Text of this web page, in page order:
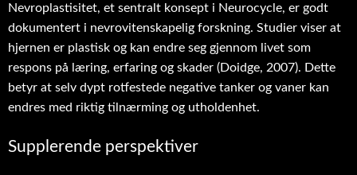
Nevroplastisitet, et sentralt konsept i Neurocycle, er godt
dokumentert i nevrovitenskapelig forskning. Studier viser at
hjernen er plastisk og kan endre seg gjennom livet som
respons på læring, erfaring og skader (Doidge, 2007). Dette
betyr at selv dypt rotfestede negative tanker og vaner kan
endres med riktig tilnærming og utholdenhet.
Supplerende perspektiver